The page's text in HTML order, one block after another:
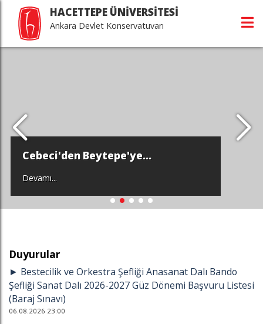
HACETTEPE ÜNİVERSİTESİ
Ankara Devlet Konservatuvarı
Cebeci'den Beytepe'ye...
Devamı...
Duyurular
► Bestecilik ve Orkestra Şefliği Anasanat Dalı Bando
Şefliği Sanat Dalı 2026-2027 Güz Dönemi Başvuru Listesi
(Baraj Sınavı)
06.08.2026 23:00